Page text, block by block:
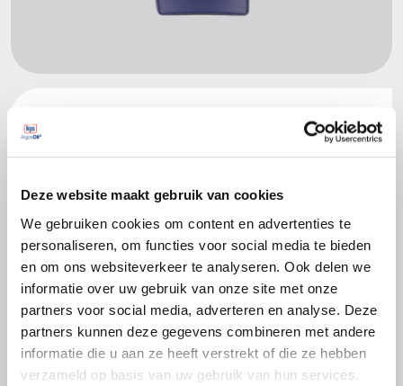
Deze website maakt gebruik van cookies
We gebruiken cookies om content en advertenties te
personaliseren, om functies voor social media te bieden
en om ons websiteverkeer te analyseren. Ook delen we
informatie over uw gebruik van onze site met onze
partners voor social media, adverteren en analyse. Deze
partners kunnen deze gegevens combineren met andere
informatie die u aan ze heeft verstrekt of die ze hebben
verzameld op basis van uw gebruik van hun services.
9007-AA,
VOLVO 97330
JD JDM J21A
Productbladen